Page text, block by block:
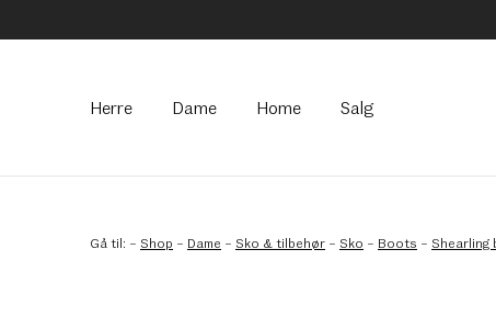
Hovedmeny
Herre Dame Home Salg
Gå til: – Shop – Dame – Sko & tilbehør – Sko – Boots – Shearling